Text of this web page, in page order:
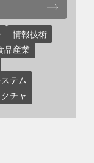
情報技術
品産業
テム
チャ